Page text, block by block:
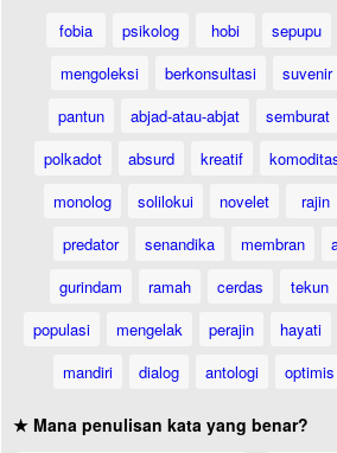
fobia psikolog hobi sepupu
mengoleksi
berkonsultasi suvenir
pantun
abjad-atau-abjat semburat
polkadot
absurd kreatif
monolog
solilokui novelet rajin
predator
senandika membran
gurindam
ramah cerdas tekun
populasi
mengelak perajin hayati
mandiri
dialog antologi optimis
★ Mana penulisan kata yang benar?